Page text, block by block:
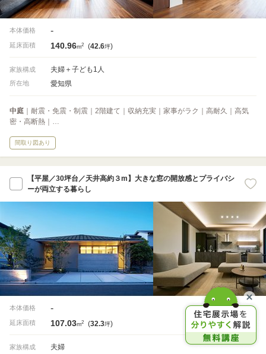
本体価格 -
延床面積 140.96m2 (42.6坪)
家族構成 夫婦＋子ども1人
所在地 愛知県
中庭 ｜耐震・免震・制震｜2階建て｜収納充実｜家事がラク｜高耐久｜高気
密・高断熱｜…
間取り図あり
【平屋／30坪台／天井高約３m】大きな窓の開放感とプライバシ
ーが両立する暮らし
本体価格 -
延床面積 107.03m2 (32.3坪)
家族構成 夫婦